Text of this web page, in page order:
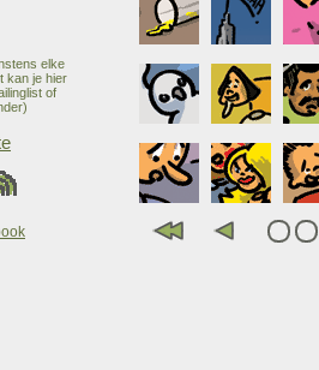
elke
kan je hier
of